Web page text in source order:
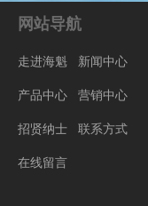
网站导航
走进海魁
新闻中心
产品中心
营销中心
招贤纳士
联系方式
在线留言